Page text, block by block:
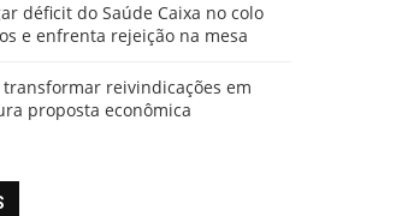
déficit do Saúde Caixa no colo
e enfrenta rejeição na mesa
reivindicações em
proposta econômica